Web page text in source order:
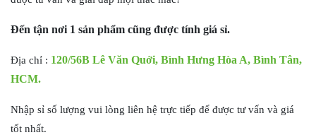
Đến tận nơi 1 sản phẩm cũng được tính giá sỉ.
Địa chỉ : 120/56B Lê Văn Quới, Bình Hưng Hòa A, Bình Tân,
HCM.
Nhập sỉ số lượng vui lòng liên hệ trực tiếp để được tư vấn và giá
tốt nhất.